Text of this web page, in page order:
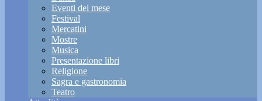
Eventi del mese
Festival
Mercatini
Mostre
Musica
Presentazione libri
Religione
Sagra e gastronomia
Teatro